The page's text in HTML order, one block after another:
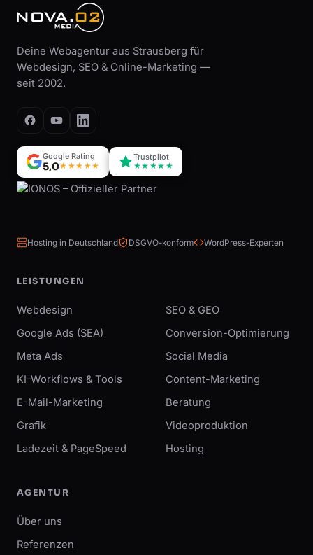
Deine Webagentur aus Strausberg für
Webdesign, SEO & Online-Marketing —
seit 2002.
Google Rating
5,0★★★★★
Trustpilot
★★★★★
Hosting in Deutschland DSGVO-konform WordPress-Experten
LEISTUNGEN
Webdesign
SEO & GEO
Google Ads (SEA)
Conversion-Optimierung
Meta Ads
Social Media
KI-Workflows & Tools
Content-Marketing
E-Mail-Marketing
Beratung
Grafik
Videoproduktion
Ladezeit & PageSpeed
Hosting
AGENTUR
Über uns
Referenzen